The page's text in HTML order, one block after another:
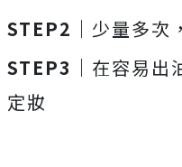
STEP2｜ 少量多次
STEP3｜ 在容易出
定妝